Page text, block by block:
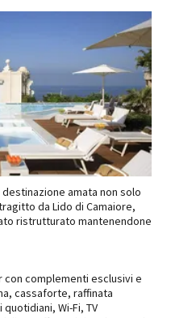
amata non solo
da Lido di Camaiore,
ristrutturato mantenendone
con complementi esclusivi e
cassaforte, raffinata
Wi-Fi, TV